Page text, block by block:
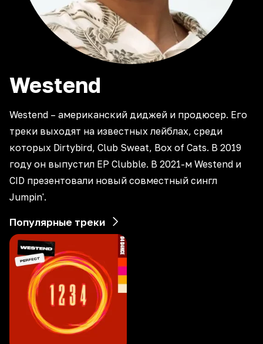
Westend
Westend – американский диджей и продюсер. Его
треки выходят на известных лейблах, среди
которых Dirtybird, Club Sweat, Box of Cats. В 2019
году он выпустил EP Clubble. В 2021-м Westend и
CID презентовали новый совместный сингл
Jumpin'.
Популярные треки